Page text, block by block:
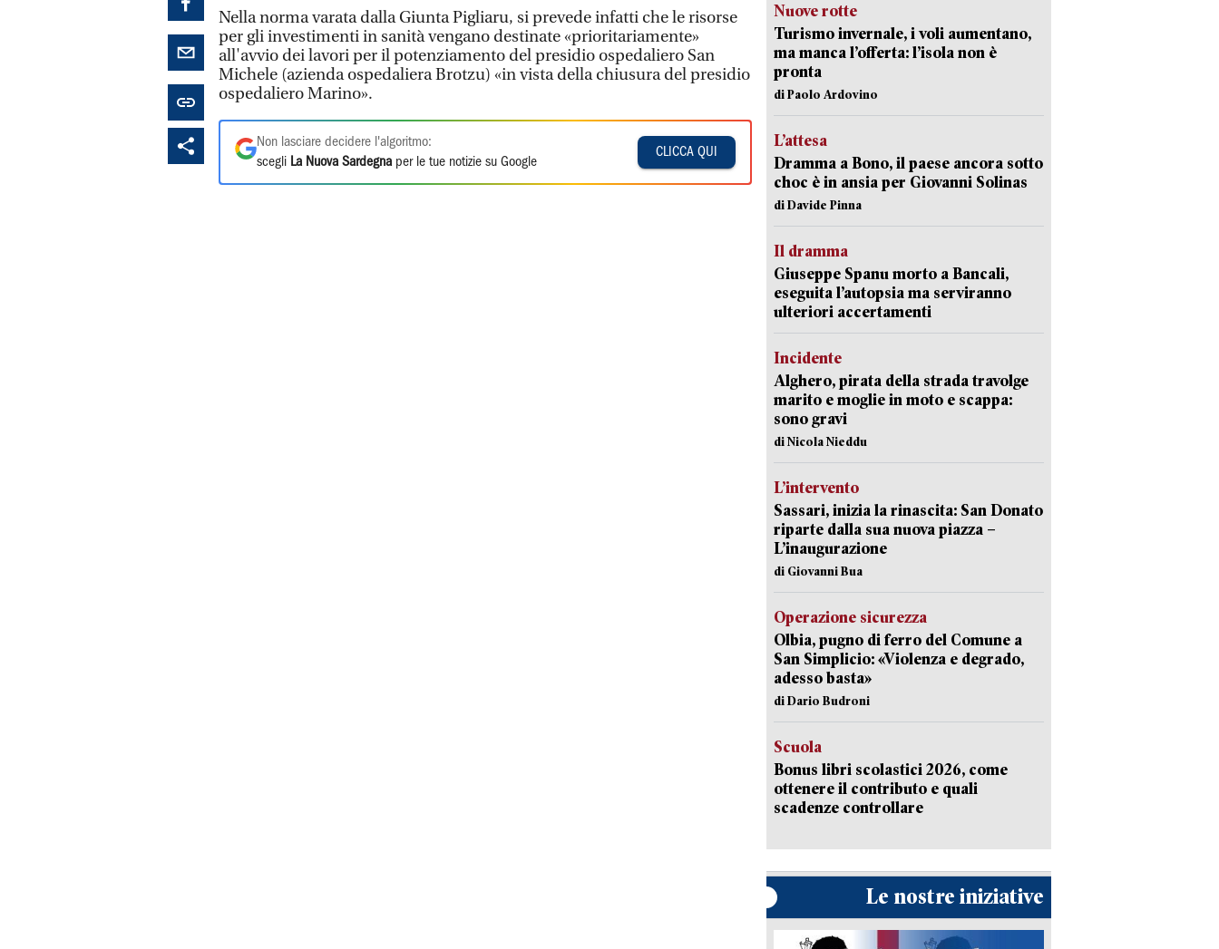
Nella norma varata dalla Giunta Pigliaru, si prevede infatti che le risorse
per gli investimenti in sanità vengano destinate «prioritariamente»
all'avvio dei lavori per il potenziamento del presidio ospedaliero San
Michele (azienda ospedaliera Brotzu) «in vista della chiusura del presidio
ospedaliero Marino».
Non lasciare decidere l'algoritmo:
scegli La Nuova Sardegna per le tue notizie su Google
CLICCA QUI
Nuove rotte
Turismo invernale, i voli aumentano,
ma manca l’offerta: l’isola non è
pronta
di Paolo Ardovino
L’attesa
Dramma a Bono, il paese ancora sotto
choc è in ansia per Giovanni Solinas
di Davide Pinna
Il dramma
Giuseppe Spanu morto a Bancali,
eseguita l’autopsia ma serviranno
ulteriori accertamenti
Incidente
Alghero, pirata della strada travolge
marito e moglie in moto e scappa:
sono gravi
di Nicola Nieddu
L’intervento
Sassari, inizia la rinascita: San Donato
riparte dalla sua nuova piazza –
L’inaugurazione
di Giovanni Bua
Operazione sicurezza
Olbia, pugno di ferro del Comune a
San Simplicio: «Violenza e degrado,
adesso basta»
di Dario Budroni
Scuola
Bonus libri scolastici 2026, come
ottenere il contributo e quali
scadenze controllare
Le nostre iniziative